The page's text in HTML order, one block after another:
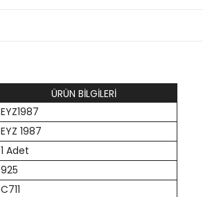
ÜRÜN BİLGİLERİ
EYZ1987
EYZ 1987
1 Adet
925
C711